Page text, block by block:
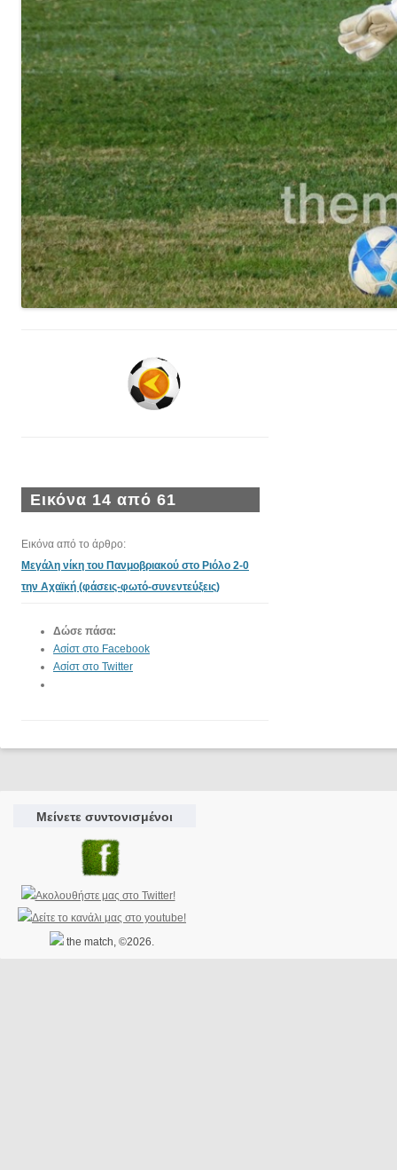
Εικόνα 14 από 61
Εικόνα από το άρθρο:
Μεγάλη νίκη του Πανμοβριακού στο Ριόλο 2-0
την Αχαϊκή (φάσεις-φωτό-συνεντεύξεις)
Δώσε πάσα:
Ασίστ στο Facebook
Ασίστ στο Twitter
Μείνετε συντονισμένοι
the match, ©2026.